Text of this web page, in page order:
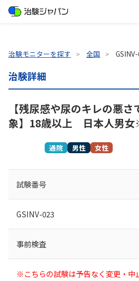
治験モニターを探す 全国
治験詳細
【残尿感や尿のキレの悪
象】18歳以上 日本人男
通院 男性 女性
試験番号
GSINV-023
事前検査
※こちらの試験は予告なく変更・中